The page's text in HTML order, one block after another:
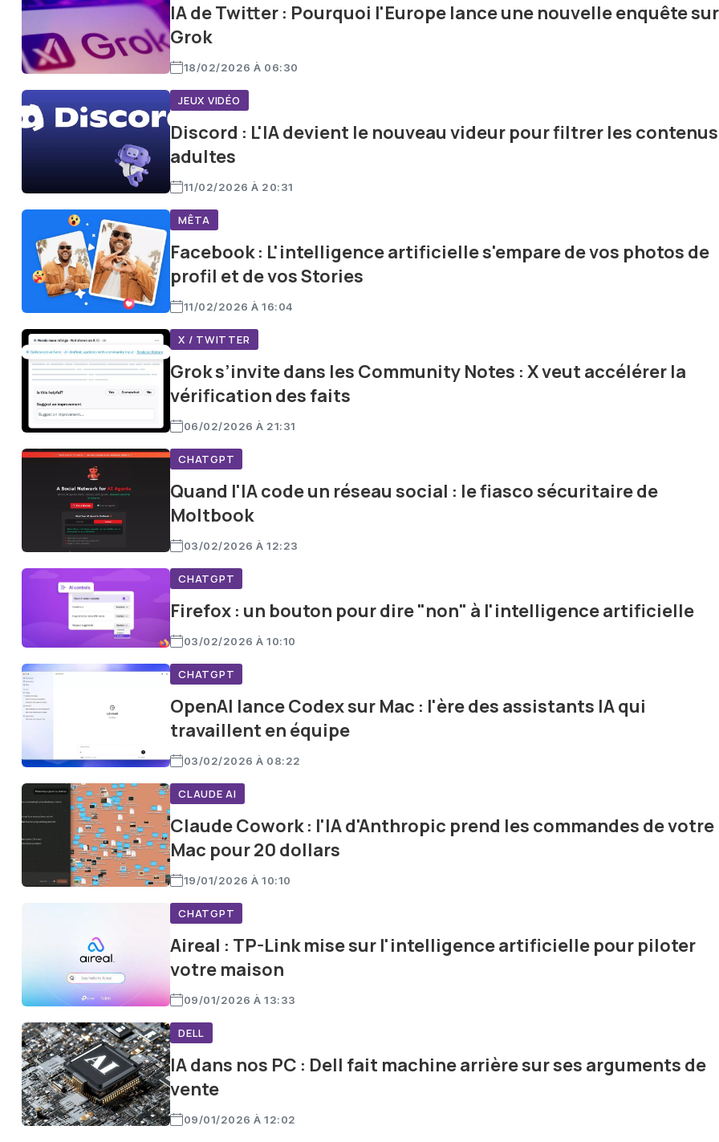
IA de Twitter : Pourquoi l'Europe lance une nouvelle enquête sur
Grok
18/02/2026 À 06:30
JEUX VIDÉO
Discord : L'IA devient le nouveau videur pour filtrer les contenus
adultes
11/02/2026 À 20:31
MÊTA
Facebook : L'intelligence artificielle s'empare de vos photos de
profil et de vos Stories
11/02/2026 À 16:04
X / TWITTER
Grok s’invite dans les Community Notes : X veut accélérer la
vérification des faits
06/02/2026 À 21:31
CHATGPT
Quand l'IA code un réseau social : le fiasco sécuritaire de
Moltbook
03/02/2026 À 12:23
CHATGPT
Firefox : un bouton pour dire "non" à l'intelligence artificielle
03/02/2026 À 10:10
CHATGPT
OpenAI lance Codex sur Mac : l'ère des assistants IA qui
travaillent en équipe
03/02/2026 À 08:22
CLAUDE AI
Claude Cowork : l'IA d'Anthropic prend les commandes de votre
Mac pour 20 dollars
19/01/2026 À 10:10
CHATGPT
Aireal : TP-Link mise sur l'intelligence artificielle pour piloter
votre maison
09/01/2026 À 13:33
DELL
IA dans nos PC : Dell fait machine arrière sur ses arguments de
vente
09/01/2026 À 12:02